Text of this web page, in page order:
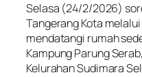
Selasa (24/2/2026)
Tangerang Kota
mendatangi rumah
Kampung Parung
Kelurahan Sudimara